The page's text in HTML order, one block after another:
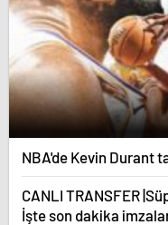
NBA'de Kevin Durant
CANLI TRANSFER
İşte son dakika